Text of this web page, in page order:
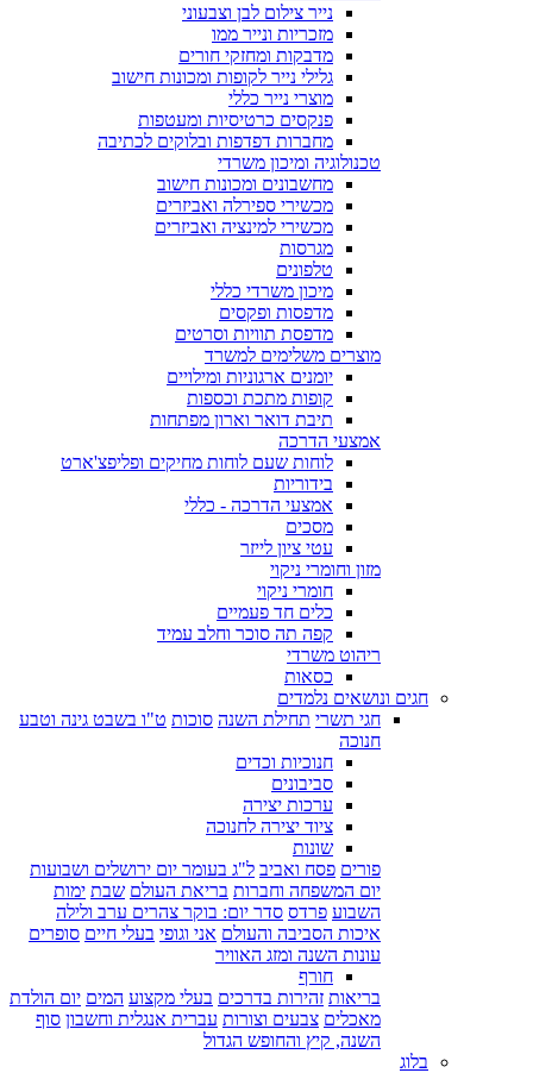
נייר צילום לבן וצבעוני
מזכריות ונייר ממו
מדבקות ומחזקי חורים
גלילי נייר לקופות ומכונות חישוב
מוצרי נייר כללי
פנקסים כרטיסיות ומעטפות
מחברות דפדפות ובלוקים לכתיבה
טכנולוגיה ומיכון משרדי
מחשבונים ומכונות חישוב
מכשירי ספירלה ואביזרים
מכשירי למינציה ואביזרים
מגרסות
טלפונים
מיכון משרדי כללי
מדפסות ופקסים
מדפסת תוויות וסרטים
מוצרים משלימים למשרד
יומנים ארגוניות ומילויים
קופות מתכת וכספות
תיבת דואר וארון מפתחות
אמצעי הדרכה
לוחות שעם לוחות מחיקים ופליפצ'ארט
בידוריות
אמצעי הדרכה - כללי
מסכים
עטי ציון לייזר
מזון וחומרי ניקוי
חומרי ניקוי
כלים חד פעמיים
קפה תה סוכר וחלב עמיד
ריהוט משרדי
כסאות
חגים ונושאים נלמדים
חגי תשרי תחילת השנה סוכות ט"ו בשבט גינה וטבע
חנוכה
חנוכיות וכדים
סביבונים
ערכות יצירה
ציוד יצירה לחנוכה
שונות
פורים פסח ואביב ל"ג בעומר יום ירושלים ושבועות
יום המשפחה וחברות בריאת העולם שבת ימות
השבוע פרדס סדר יום: בוקר צהרים ערב ולילה
איכות הסביבה והעולם אני וגופי בעלי חיים סופרים
עונות השנה ומזג האוויר
חורף
בריאות זהירות בדרכים בעלי מקצוע המים יום הולדת
מאכלים צבעים וצורות עברית אנגלית וחשבון סוף
השנה, קיץ והחופש הגדול
בלוג